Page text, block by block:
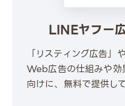
LINEヤフー
「リスティング広告」
Web広告の仕組みや効
向けに、無料で提供して